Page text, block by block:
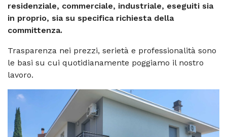
residenziale, commerciale, industriale, eseguiti sia
in proprio, sia su specifica richiesta della
committenza.
Trasparenza nei prezzi, serietà e professionalità sono
le basi su cui quotidianamente poggiamo il nostro
lavoro.